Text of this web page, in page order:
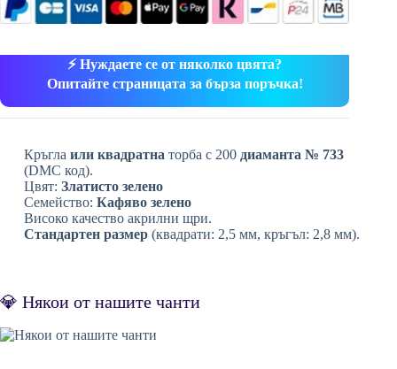
⚡ Нуждаете се от няколко цвята?
Опитайте страницата за бърза поръчка!
Кръгла или квадратна торба с 200 диаманта № 733
(DMC код).
Цвят: Златисто зелено
Семейство: Кафяво зелено
Високо качество акрилни щри.
Стандартен размер(квадрати: 2,5 мм, кръгъл: 2,8 мм).
💎 Някои от нашите чанти